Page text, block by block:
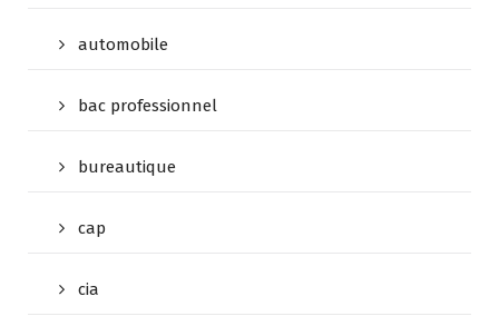
automobile
bac professionnel
bureautique
cap
cia